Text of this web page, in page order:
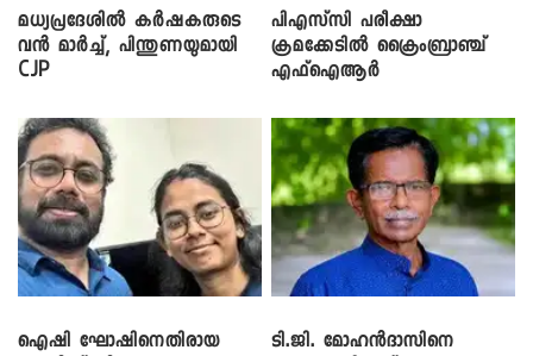
മധ്യപ്രദേശിൽ കർഷകരുടെ
വൻ മാർച്ച്, പിന്തുണയുമായി
CJP
പിഎസ്‌സി പരീക്ഷാ
ക്രമക്കേ‌ടിൽ ക്രൈംബ്രാഞ്ച്
എഫ്ഐആർ
ഐഷി ഘോഷിനെതിരായ
ടി.ജി. മോഹൻദാസിനെ